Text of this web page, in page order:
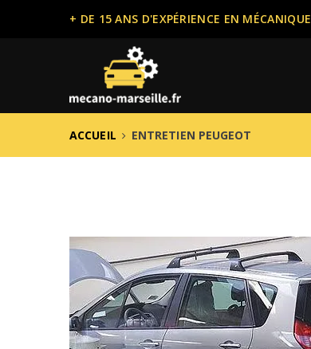
+ DE 15 ANS D'EXPÉRIENCE EN MÉCANIQUE
ACCUEIL ENTRETIEN PEUGEOT